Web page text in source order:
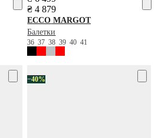
₴ 4 879
ECCO MARGOT
Балетки
363738394041
−40%